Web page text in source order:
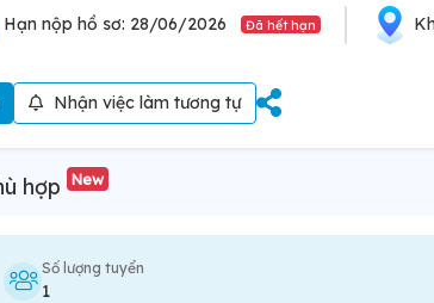
Hạn nộp hồ sơ: 28/06/2026 Đã hết hạn
Nhận việc làm tương tự
hợp New
Số lượng tuyển
1